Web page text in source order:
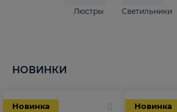
Люстры Светильники
НОВИНКИ
Новинка Новинка